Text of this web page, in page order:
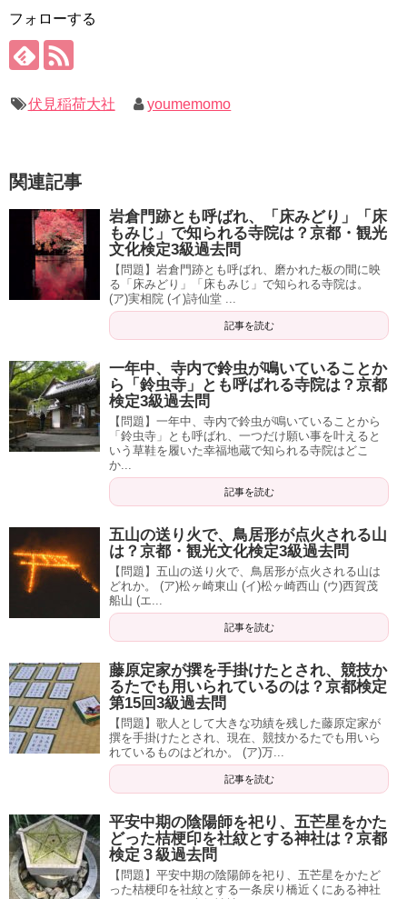
フォローする
伏見稲荷大社 youmemomo
関連記事
岩倉門跡とも呼ばれ、「床みどり」「床
もみじ」で知られる寺院は？京都・観光
文化検定3級過去問
【問題】岩倉門跡とも呼ばれ、磨かれた板の間に映
る「床みどり」「床もみじ」で知られる寺院は。
(ア)実相院 (イ)詩仙堂 ...
記事を読む
一年中、寺内で鈴虫が鳴いていることか
ら「鈴虫寺」とも呼ばれる寺院は？京都
検定3級過去問
【問題】一年中、寺内で鈴虫が鳴いていることから
「鈴虫寺」とも呼ばれ、一つだけ願い事を叶えると
いう草鞋を履いた幸福地蔵で知られる寺院はどこ
か...
記事を読む
五山の送り火で、鳥居形が点火される山
は？京都・観光文化検定3級過去問
【問題】五山の送り火で、鳥居形が点火される山は
どれか。 (ア)松ヶ崎東山 (イ)松ヶ崎西山 (ウ)西賀茂
船山 (エ...
記事を読む
藤原定家が撰を手掛けたとされ、競技か
るたでも用いられているのは？京都検定
第15回3級過去問
【問題】歌人として大きな功績を残した藤原定家が
撰を手掛けたとされ、現在、競技かるたでも用いら
れているものはどれか。 (ア)万...
記事を読む
平安中期の陰陽師を祀り、五芒星をかた
どった桔梗印を社紋とする神社は？京都
検定３級過去問
【問題】平安中期の陰陽師を祀り、五芒星をかたど
った桔梗印を社紋とする一条戻り橋近くにある神社